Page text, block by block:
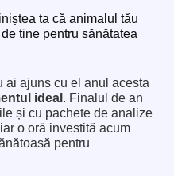
ta că animalul tău
tine pentru sănătatea
ai ajuns cu el anul acesta
ideal . Finalul de an
și cu pachete de analize
o oră investită acum
pentru